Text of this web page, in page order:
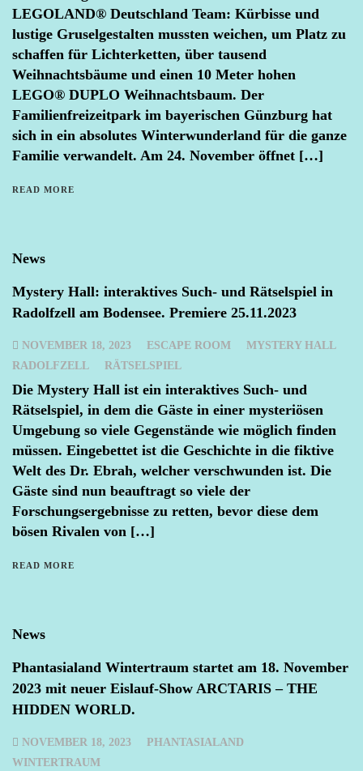
LEGOLAND® Deutschland Team: Kürbisse und
lustige Gruselgestalten mussten weichen, um Platz zu
schaffen für Lichterketten, über tausend
Weihnachtsbäume und einen 10 Meter hohen
LEGO® DUPLO Weihnachtsbaum. Der
Familienfreizeitpark im bayerischen Günzburg hat
sich in ein absolutes Winterwunderland für die ganze
Familie verwandelt. Am 24. November öffnet […]
READ MORE
News
Mystery Hall: interaktives Such- und Rätselspiel in
Radolfzell am Bodensee. Premiere 25.11.2023
NOVEMBER 18, 2023 ESCAPE ROOM
MYSTERY HALL
RADOLFZELL
RÄTSELSPIEL
Die Mystery Hall ist ein interaktives Such- und
Rätselspiel, in dem die Gäste in einer mysteriösen
Umgebung so viele Gegenstände wie möglich finden
müssen. Eingebettet ist die Geschichte in die fiktive
Welt des Dr. Ebrah, welcher verschwunden ist. Die
Gäste sind nun beauftragt so viele der
Forschungsergebnisse zu retten, bevor diese dem
bösen Rivalen von […]
READ MORE
News
Phantasialand Wintertraum startet am 18. November
2023 mit neuer Eislauf-Show ARCTARIS – THE
HIDDEN WORLD.
NOVEMBER 18, 2023
PHANTASIALAND
WINTERTRAUM